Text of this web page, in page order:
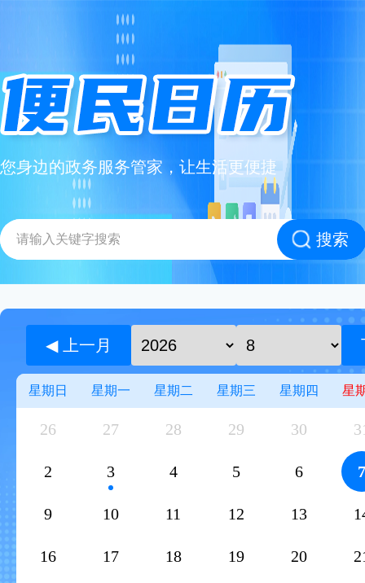
您身边的政务服务管家，让生活更便捷
搜索
◀ 上一月
星期日 星期一 星期二 星期三 星期四 星
26 27 28 29 30
2 3 4 5 6
9 10 11 12 13
16 17 18 19 20